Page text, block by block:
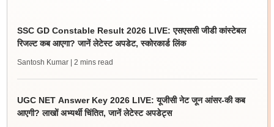
SSC GD Constable Result 2026 LIVE: एसएससी जीडी कांस्टेबल
रिजल्ट कब आएगा? जानें लेटेस्ट अपडेट, स्कोरकार्ड लिंक
Santosh Kumar | 2 mins read
UGC NET Answer Key 2026 LIVE: यूजीसी नेट जून आंसर-की कब
आएगी? लाखों अभ्यर्थी चिंतित, जानें लेटेस्ट अपडेट्स